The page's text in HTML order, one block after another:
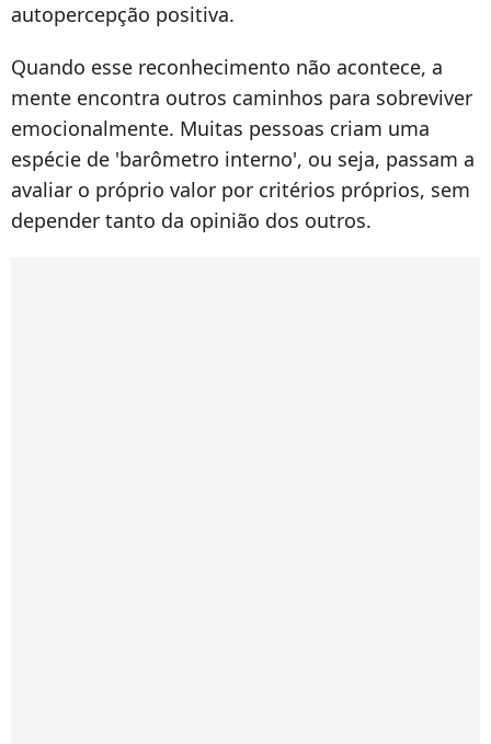
autopercepção positiva.
Quando esse reconhecimento não acontece, a
mente encontra outros caminhos para sobreviver
emocionalmente. Muitas pessoas criam uma
espécie de 'barômetro interno', ou seja, passam a
avaliar o próprio valor por critérios próprios, sem
depender tanto da opinião dos outros.